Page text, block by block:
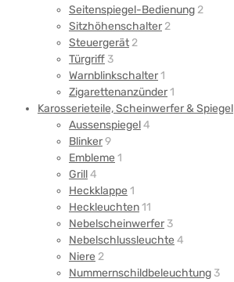
Seitenspiegel-Bedienung2
Sitzhöhenschalter2
Steuergerät2
Türgriff 3
Warnblinkschalter1
Zigarettenanzünder1
Karosserieteile, Scheinwerfer & Spiegel
Aussenspiegel4
Blinker9
Embleme 1
Grill4
Heckklappe 1
Heckleuchten11
Nebelscheinwerfer 3
Nebelschlussleuchte 4
Niere 2
Nummernschildbeleuchtung 3